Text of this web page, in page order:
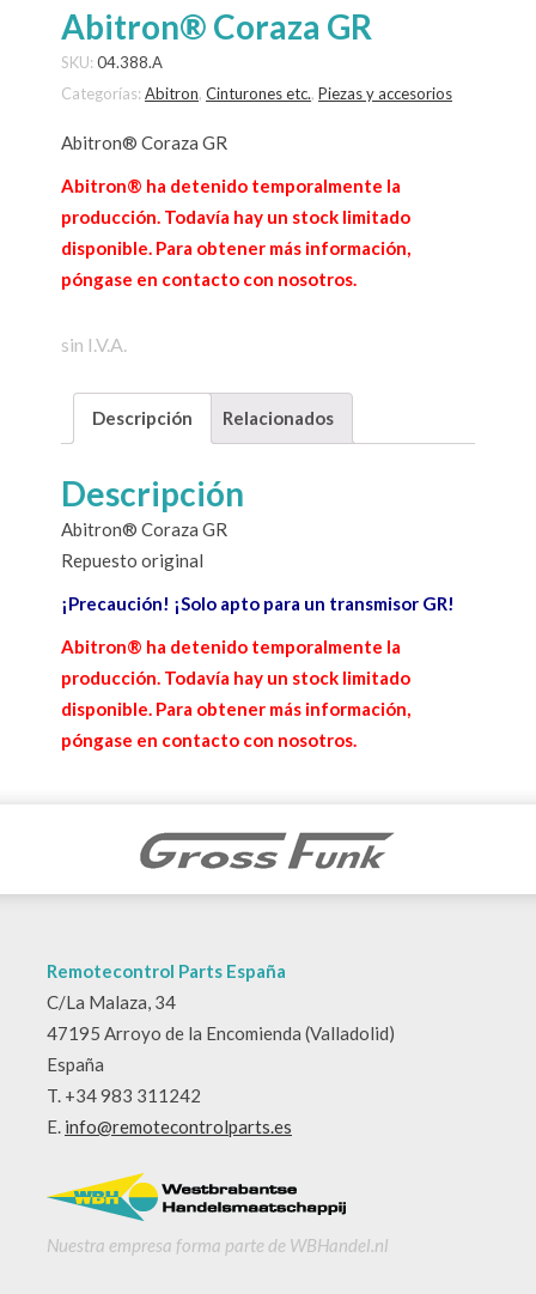
Abitron® Coraza GR
SKU: 04.388.A
Categorías: Abitron, Cinturones etc., Piezas y accesorios
Abitron® Coraza GR
Abitron® ha detenido temporalmente la
producción. Todavía hay un stock limitado
disponible. Para obtener más información,
póngase en contacto con nosotros.
sin I.V.A.
Descripción Relacionados
Descripción
Abitron® Coraza GR
Repuesto original
¡Precaución! ¡Solo apto para un transmisor GR!
Abitron® ha detenido temporalmente la
producción. Todavía hay un stock limitado
disponible. Para obtener más información,
póngase en contacto con nosotros.
Remotecontrol Parts España
C/La Malaza, 34
47195 Arroyo de la Encomienda (Valladolid)
España
T. +34 983 311242
E. info@remotecontrolparts.es
Nuestra empresa forma parte de WBHandel.nl